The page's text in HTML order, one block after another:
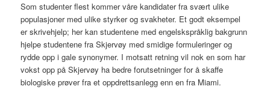
Som studenter flest kommer våre kandidater fra svært ulike
populasjoner med ulike styrker og svakheter. Et godt eksempel
er skrivehjelp; her kan studentene med engelskspråklig bakgrunn
hjelpe studentene fra Skjervøy med smidige formuleringer og
rydde opp i gale synonymer. I motsatt retning vil nok en som har
vokst opp på Skjervøy ha bedre forutsetninger for å skaffe
biologiske prøver fra et oppdrettsanlegg enn en fra Miami.